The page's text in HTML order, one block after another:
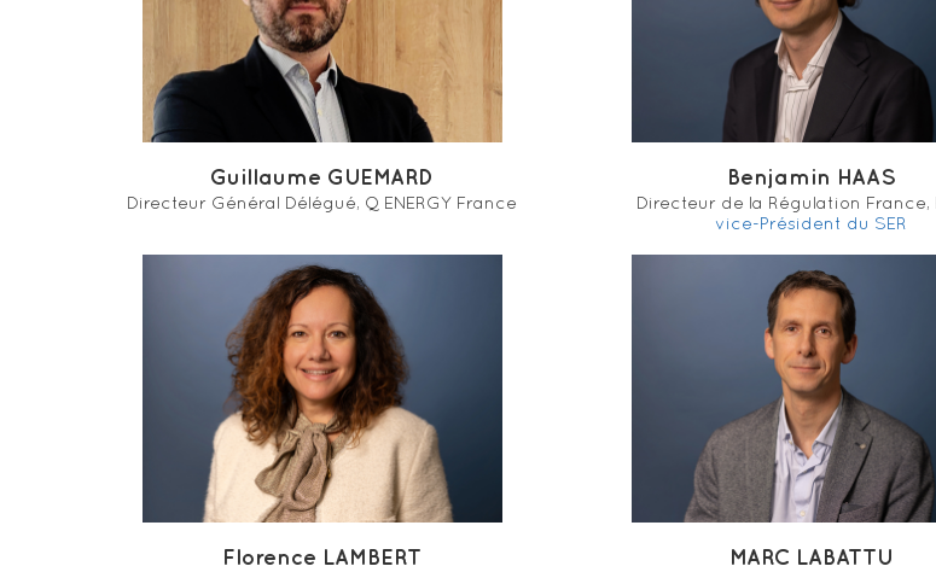
Guillaume GUEMARD
Directeur Général Délégué, Q ENERGY France
Benjamin HAAS
Directeur de la Régulation France,
vice-Président du SER
Florence LAMBERT MARC LABATTU